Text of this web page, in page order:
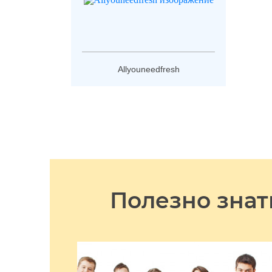
Allyouneedfresh
Полезно